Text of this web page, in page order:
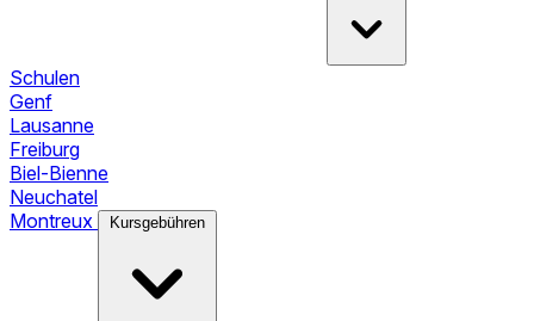
Schulen
Genf
Lausanne
Freiburg
Biel-Bienne
Neuchatel
Montreux
Kursgebühren